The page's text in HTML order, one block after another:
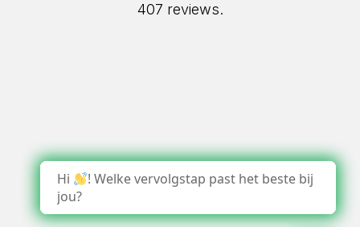
407 reviews.
Hi
! Welke vervolgstap past het beste bij
jou?